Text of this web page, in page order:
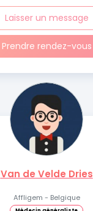
Laisser un message
Prendre rendez-vous
Van de Velde Dries
Affligem - Belgique